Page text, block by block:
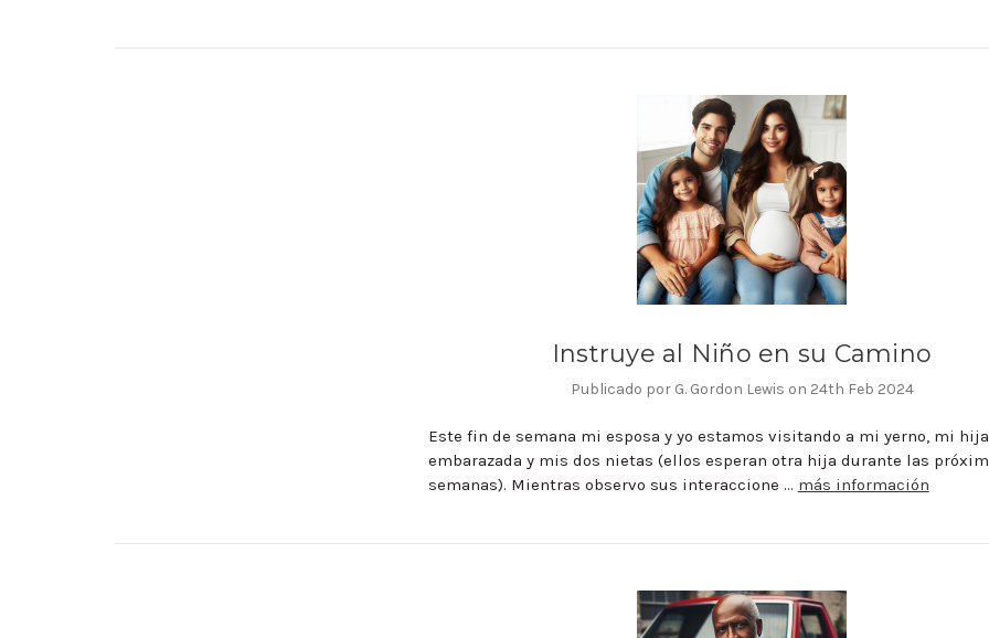
Instruye al Niño en su Camino
Publicado por G. Gordon Lewis on 24th Feb 2024
Este fin de semana mi esposa y yo estamos visitando a mi yerno, mi
embarazada y mis dos nietas (ellos esperan otra hija durante las
semanas). Mientras observo sus interaccione … más información